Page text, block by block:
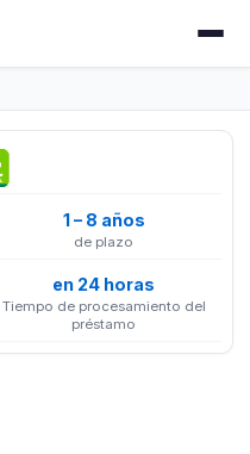
1 – 8 años
de plazo
en 24 horas
Tiempo de procesamiento del
préstamo